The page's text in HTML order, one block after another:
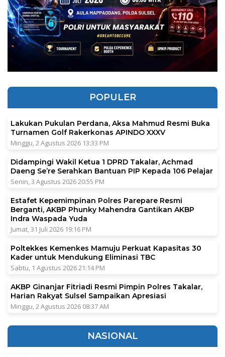
POPULER
Lakukan Pukulan Perdana, Aksa Mahmud Resmi Buka
Turnamen Golf Rakerkonas APINDO XXXV
Minggu, 2 Agustus 2026 13:33 PM
Didampingi Wakil Ketua 1 DPRD Takalar, Achmad
Daeng Se’re Serahkan Bantuan PIP Kepada 106 Pelajar
Senin, 3 Agustus 2026 20:55 PM
Estafet Kepemimpinan Polres Parepare Resmi
Berganti, AKBP Phunky Mahendra Gantikan AKBP
Indra Waspada Yuda
Jumat, 31 Juli 2026 19:16 PM
Poltekkes Kemenkes Mamuju Perkuat Kapasitas 30
Kader untuk Mendukung Eliminasi TBC
Sabtu, 1 Agustus 2026 21:14 PM
AKBP Ginanjar Fitriadi Resmi Pimpin Polres Takalar,
Harian Rakyat Sulsel Sampaikan Apresiasi
Minggu, 2 Agustus 2026 08:37 AM
NASIONAL